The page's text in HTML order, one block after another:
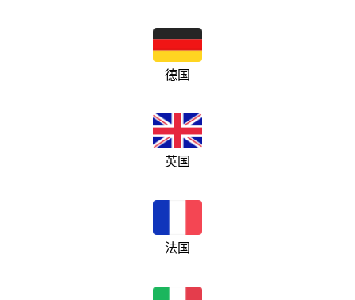
德国
英国
法国